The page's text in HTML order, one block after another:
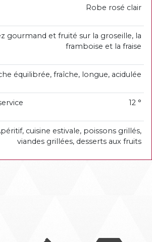
Robe rosé clair
gourmand et fruité sur la groseille, la
framboise et la fraise
équilibrée, fraîche, longue, acidulée
12 °
cuisine estivale, poissons grillés,
viandes grillées, desserts aux fruits